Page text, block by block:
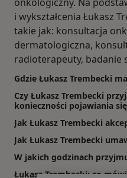
i wykształcenia Łukasz
takie jak: konsultacja
dermatologiczna,
radioterapeuty, badanie
Gdzie Łukasz Trembecki
Czy Łukasz Trembecki
konieczności pojawiania
Jak Łukasz Trembecki
Jak Łukasz Trembecki
W jakich godzinach
Łukasz Trembecki: co